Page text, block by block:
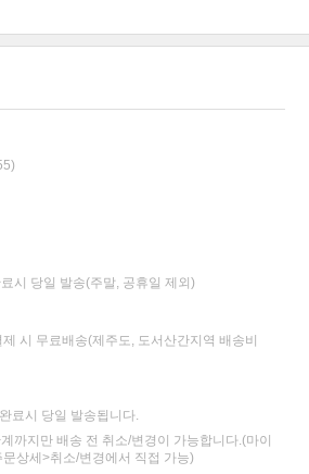
시 당일 발송(주말, 공휴일 제외)
시 무료배송(제주도, 도서산간지역 배송비
료시 당일 발송됩니다.
까지만 배송 전 취소/변경이 가능합니다.(마이
상세>취소/변경에서 직접 가능)